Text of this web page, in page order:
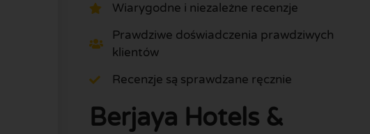
Wiarygodne i niezależne recenzje
Prawdziwe doświadczenia prawdziwych
klientów
Recenzje są sprawdzane ręcznie
Berjaya Hotels &